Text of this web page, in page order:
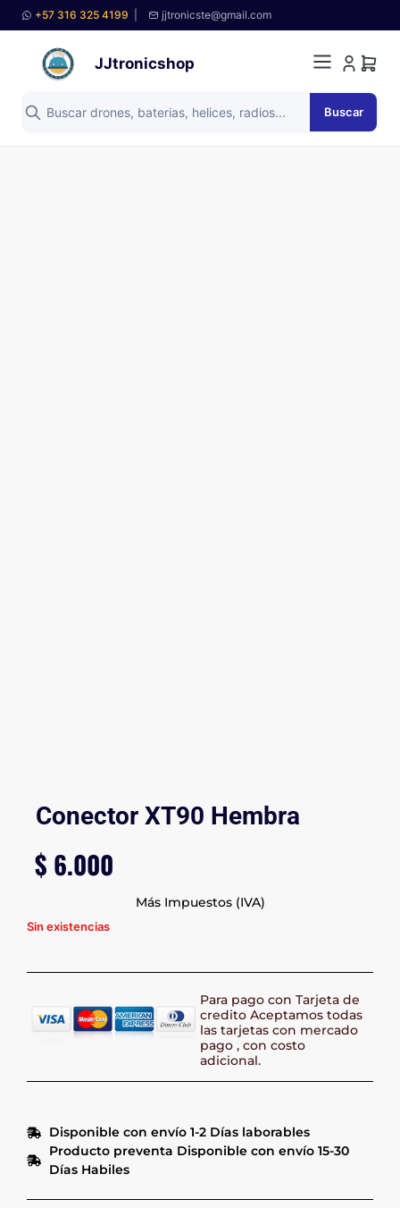
+57 316 325 4199 jjtronicste@gmail.com
JJtronicshop
Buscar
Conector XT90 Hembra
$ 6.000
Más Impuestos (IVA)
Sin existencias
Para pago con Tarjeta de
credito Aceptamos todas
las tarjetas con mercado
pago , con costo
adicional.
Disponible con envío 1-2 Días laborables
Producto preventa Disponible con envío 15-30
Días Habiles